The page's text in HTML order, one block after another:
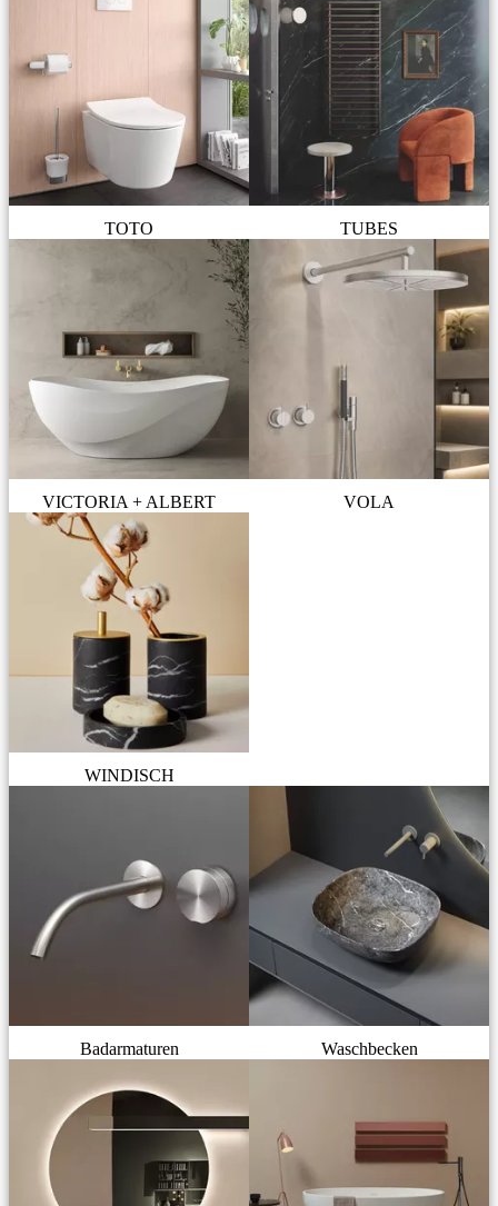
TOTO TUBES
VICTORIA + ALBERT VOLA
WINDISCH
Badarmaturen Waschbecken